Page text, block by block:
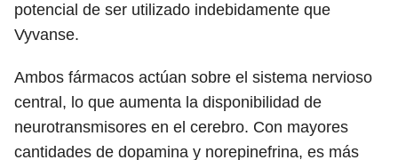
potencial de ser utilizado indebidamente que
Vyvanse.
Ambos fármacos actúan sobre el sistema nervioso
central, lo que aumenta la disponibilidad de
neurotransmisores en el cerebro. Con mayores
cantidades de dopamina y norepinefrina, es más